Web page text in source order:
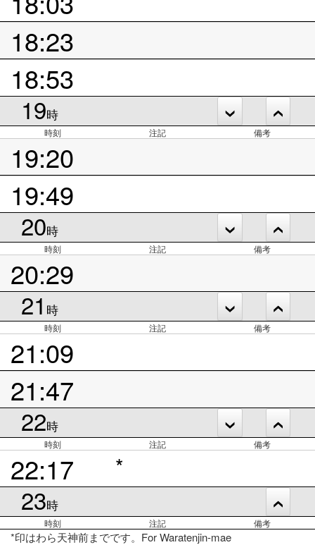
18:23
18:53
19時
時刻 注記 備考
19:20
19:49
20時
時刻 注記 備考
20:29
21 時
時刻 注記 備考
21:09
21:47
22時
時刻 注記 備考
22:17 *
23時
時刻 注記 備考
*印はわら天神前までです。For Waratenjin-mae